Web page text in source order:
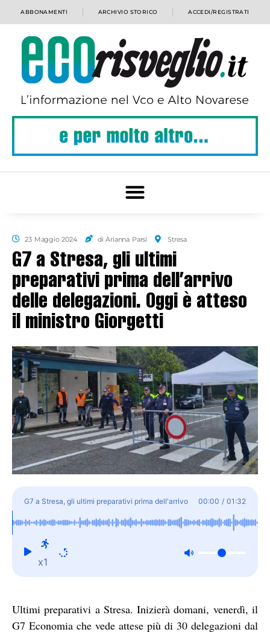
ABBONAMENTI ARCHIVIO STORICO ACCEDI/REGISTRATI
23 Maggio 2024 di Arianna Parsi Stresa
G7 a Stresa, gli ultimi
preparativi prima dell’arrivo
delle delegazioni. Oggi è atteso
il ministro Giorgetti
G7 a Stresa, gli ultimi preparativi prima dell'arrivo
delle delegazioni. Oggi è atteso il ministro Giorgetti
00:00 / 01:32
x1
Ultimi preparativi a Stresa. Inizierà domani, venerdì, il
G7 Economia che vede attese più di 30 delegazioni dal